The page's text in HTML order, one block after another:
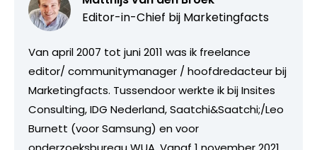
Editor-in-Chief bij Marketingfacts
Van april 2007 tot juni 2011 was ik freelance
editor/ communitymanager / hoofdredacteur bij
Marketingfacts. Tussendoor werkte ik bij Insites
Consulting, IDG Nederland, Saatchi&Saatchi;/Leo
Burnett (voor Samsung) en voor